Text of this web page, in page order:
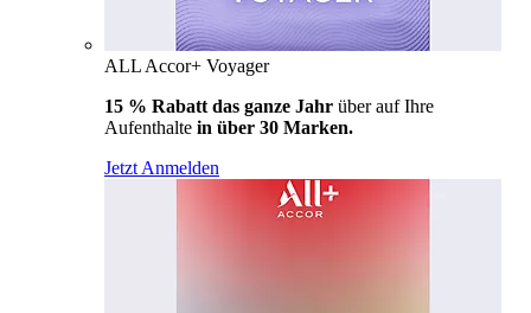
ALL Accor+ Voyager
15 % Rabatt das ganze Jahr über auf Ihre
Aufenthalte in über 30 Marken.
Jetzt Anmelden